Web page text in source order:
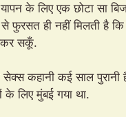
के लिए एक छोटा सा
फुरसत ही नहीं मिलती है
कर सकूँ.
कहानी कई साल पुरानी
लिए मुंबई गया था.